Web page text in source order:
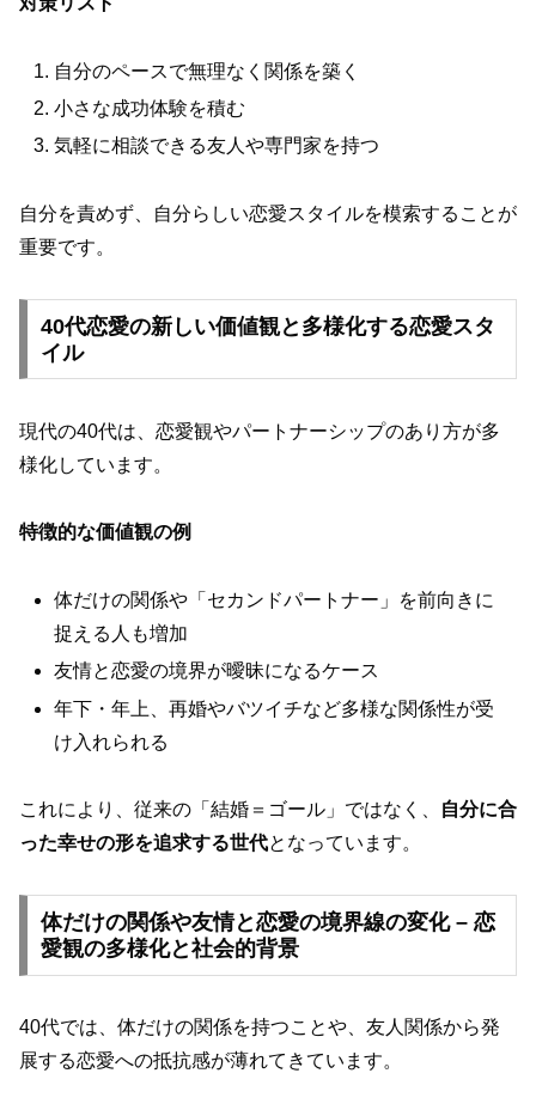
自分のペースで無理なく関係を築く
小さな成功体験を積む
気軽に相談できる友人や専門家を持つ
自分を責めず、自分らしい恋愛スタイルを模索することが
重要です。
40代恋愛の新しい価値観と多様化する恋愛スタ
イル
現代の40代は、恋愛観やパートナーシップのあり方が多
様化しています。
特徴的な価値観の例
体だけの関係や「セカンドパートナー」を前向きに
捉える人も増加
友情と恋愛の境界が曖昧になるケース
年下・年上、再婚やバツイチなど多様な関係性が受
け入れられる
これにより、従来の「結婚＝ゴール」ではなく、
自分に合
った幸せの形を追求する世代となっています。
体だけの関係や友情と恋愛の境界線の変化 – 恋
愛観の多様化と社会的背景
40代では、体だけの関係を持つことや、友人関係から発
展する恋愛への抵抗感が薄れてきています。